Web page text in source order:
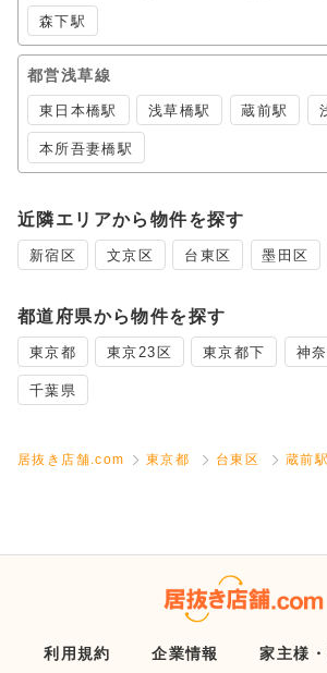
森下駅
都営浅草線
東日本橋駅 浅草橋駅 蔵前駅
本所吾妻橋駅
近隣エリアから物件を探す
新宿区 文京区 台東区 墨田区
都道府県から物件を探す
東京都 東京23区 東京都下 神
千葉県
居抜き店舗.com 東京都 台東区 蔵前駅
利用規約 企業情報 家主様